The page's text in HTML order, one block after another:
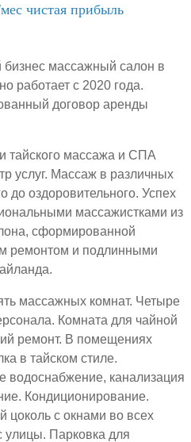
чистая прибыль
бизнес массажный салон в
работает с 2020 года.
договор аренды
тайского массажа и СПА
услуг. Массаж в различных
до оздоровительного. Успех
массажистками из
сформированной
ремонтом и подлинными
массажных комнат. Четыре
Комната для чайной
ремонт. В помещениях
в тайском стиле.
водоснабжение, канализация
Кондиционирование.
цоколь с окнами во всех
улицы. Парковка для